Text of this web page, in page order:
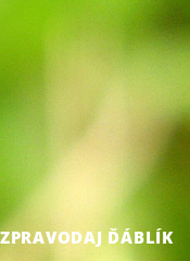
ZPRAVODAJ ĎÁBLÍK